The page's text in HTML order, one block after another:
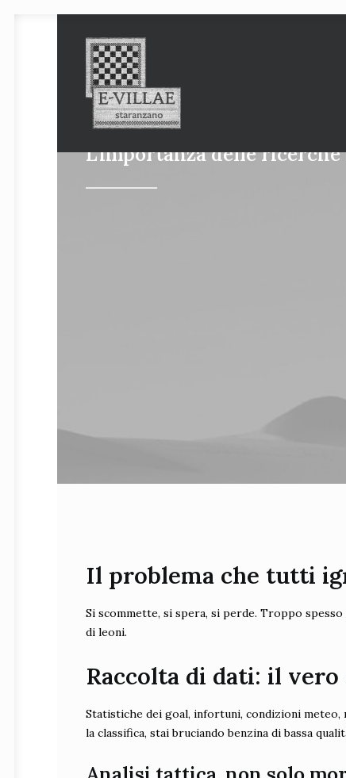
L’importanza delle
Il problema che tutti
Si scommette, si spera, si perde. Troppo
di leoni.
Raccolta di dati: il
Statistiche dei goal, infortuni, condizioni
la classifica, stai bruciando benzina di bassa